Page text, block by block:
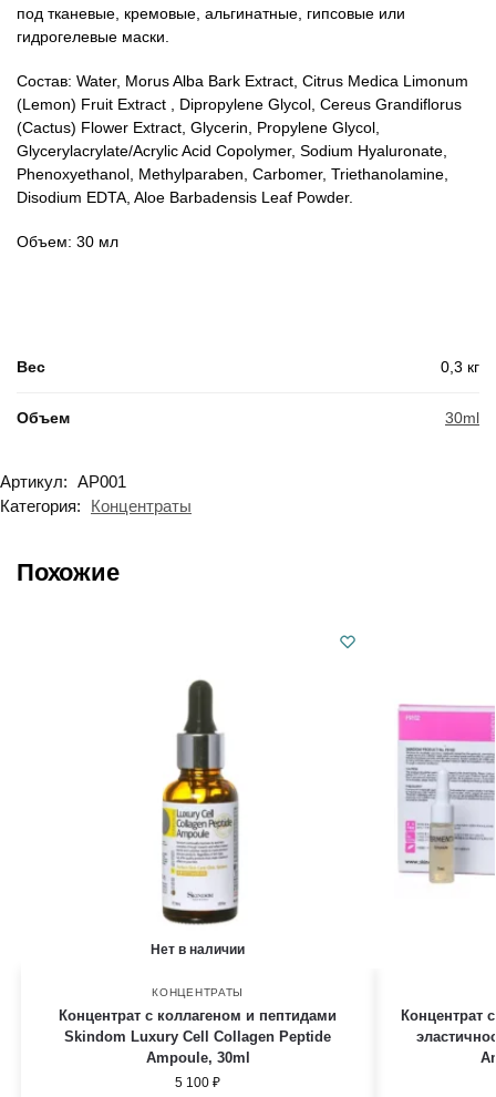
под тканевые, кремовые, альгинатные, гипсовые или
гидрогелевые маски.
Состав: Water, Morus Alba Bark Extract, Citrus Medica Limonum
(Lemon) Fruit Extract , Dipropylene Glycol, Cereus Grandiflorus
(Cactus) Flower Extract, Glycerin, Propylene Glycol,
Glycerylacrylate/Acrylic Acid Copolymer, Sodium Hyaluronate,
Phenoxyethanol, Methylparaben, Carbomer, Triethanolamine,
Disodium EDTA, Aloe Barbadensis Leaf Powder.
Объем: 30 мл
Вес 0,3 кг
Объем 30ml
Артикул: AP001
Категория:
Концентраты
Похожие
Нет в наличии
КОНЦЕНТРАТЫ
Концентрат с коллагеном и пептидами
Skindom Luxury Cell Collagen Peptide
Ampoule, 30ml
5 100₽
Концентрат